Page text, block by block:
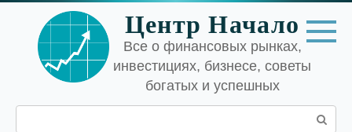
Перейти
контенту
Центр Начало
Все о финансовых рынках,
инвестициях, бизнесе, советы
богатых и успешных
Поиск: